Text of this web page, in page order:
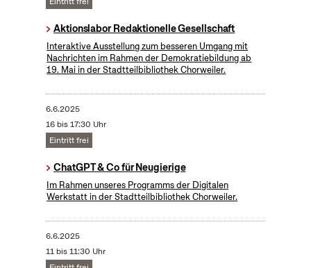
Aktionslabor Redaktionelle Gesellschaft
Interaktive Ausstellung zum besseren Umgang mit
Nachrichten im Rahmen der Demokratiebildung ab
19. Mai in der Stadtteilbibliothek Chorweiler.
6.6.2025
16 bis 17:30 Uhr
Eintritt frei
ChatGPT & Co für Neugierige
Im Rahmen unseres Programms der Digitalen
Werkstatt in der Stadtteilbibliothek Chorweiler.
6.6.2025
11 bis 11:30 Uhr